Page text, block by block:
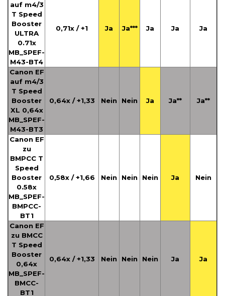
auf m4/3
T Speed
Booster
ULTRA
0.71x
MB_SPEF-
M43-BT4
0,71x / +1 Ja Ja*** Ja Ja Ja
Canon EF
auf m4/3
T Speed
Booster
XL 0,64x
MB_SPEF-
M43-BT3
0,64x / +1,33 Nein Nein Ja Ja** Ja**
Canon EF
zu
BMPCC T
Speed
Booster
0.58x
MB_SPEF-
BMPCC-
BT1
0,58x / +1,66 Nein Nein Nein Ja Nein
Canon EF
zu BMCC
T Speed
Booster
0,64x
MB_SPEF-
BMCC-
BT1
0,64x / +1,33 Nein Nein Nein Ja Ja